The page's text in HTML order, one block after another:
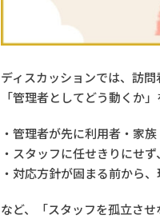
ディスカッションでは、訪
「管理者としてどう動くか
・管理者が先に利用者・家
・スタッフに任せきりにせ
・対応方針が固まる前から
など、「スタッフを孤立さ